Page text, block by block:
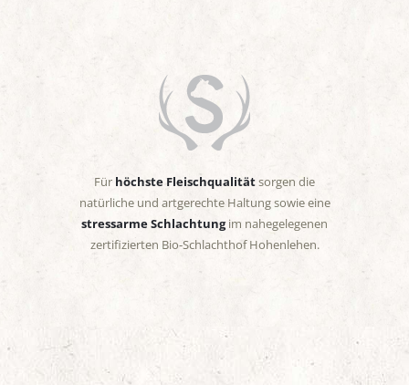
Für höchste Fleischqualitätsorgen die
natürliche und artgerechte Haltung sowie eine
stressarme Schlachtungim nahegelegenen
zertifizierten Bio-Schlachthof Hohenlehen.